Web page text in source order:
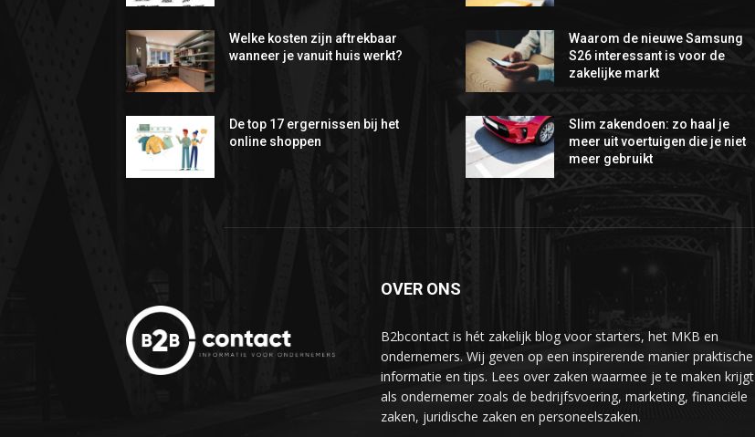
Welke kosten zijn aftrekbaar
wanneer je vanuit huis werkt?
De top 17 ergernissen bij het
online shoppen
Waarom de nieuwe Samsung
S26 interessant is voor de
zakelijke markt
Slim zakendoen: zo haal je
meer uit voertuigen die je niet
meer gebruikt
OVER ONS
B2bcontact is hét zakelijk blog voor starters, het MKB en
ondernemers. Wij geven op een inspirerende manier praktische
informatie en tips. Lees over zaken waarmee je te maken krijgt
als ondernemer zoals de bedrijfsvoering, marketing, financiële
zaken, juridische zaken en personeelszaken.